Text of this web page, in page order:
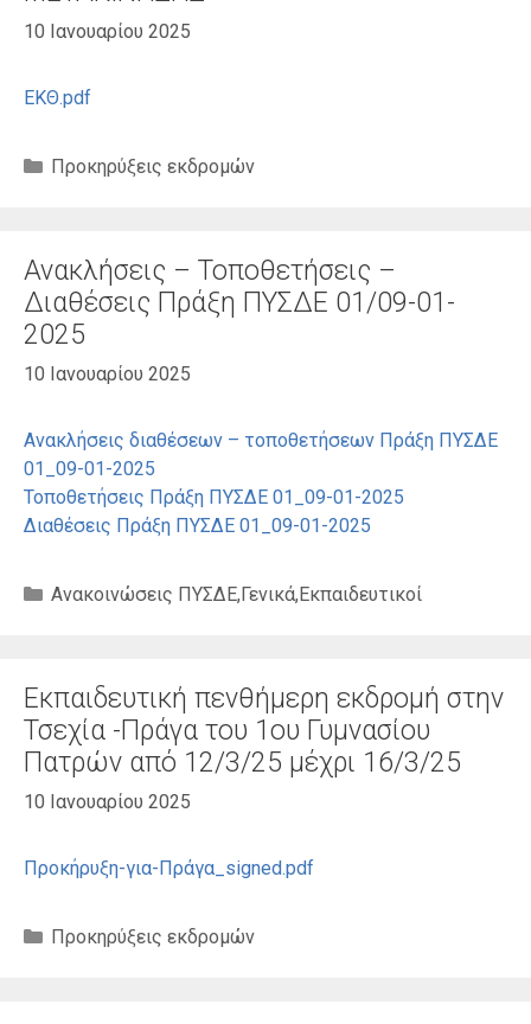
10 Ιανουαρίου 2025
ΕΚΘ.pdf
Κατηγορίες
Προκηρύξεις εκδρομών
Ανακλήσεις – Τοποθετήσεις –
Διαθέσεις Πράξη ΠΥΣΔΕ 01/09-01-
2025
10 Ιανουαρίου 2025
Ανακλήσεις διαθέσεων – τοποθετήσεων Πράξη ΠΥΣΔΕ
01_09-01-2025
Τοποθετήσεις Πράξη ΠΥΣΔΕ 01_09-01-2025
Διαθέσεις Πράξη ΠΥΣΔΕ 01_09-01-2025
Κατηγορίες
Ανακοινώσεις ΠΥΣΔΕ,Γενικά,Εκπαιδευτικοί
Εκπαιδευτική πενθήμερη εκδρομή στην
Τσεχία -Πράγα του 1ου Γυμνασίου
Πατρών από 12/3/25 μέχρι 16/3/25
10 Ιανουαρίου 2025
Προκήρυξη-για-Πράγα_signed.pdf
Κατηγορίες
Προκηρύξεις εκδρομών